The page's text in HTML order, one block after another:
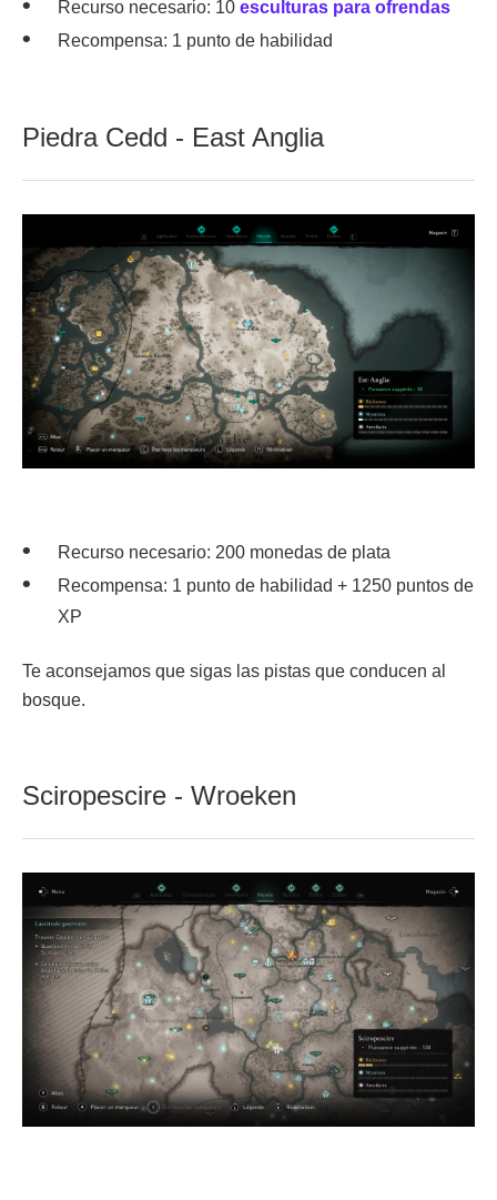
Recurso necesario: 10 esculturas para ofrendas
Recompensa: 1 punto de habilidad
Piedra Cedd - East Anglia
Recurso necesario: 200 monedas de plata
Recompensa: 1 punto de habilidad + 1250 puntos de
XP
Te aconsejamos que sigas las pistas que conducen al
bosque.
Sciropescire - Wroeken